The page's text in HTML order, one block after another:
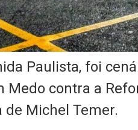
Paulista, foi
Medo contra a
Michel Temer.